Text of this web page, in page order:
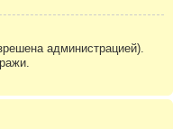
администрацией).